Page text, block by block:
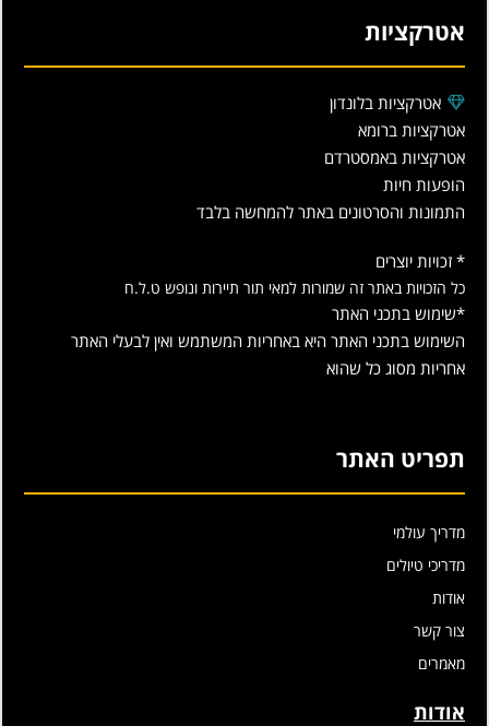
אטרקציות
אטרקציות בלונדון
אטרקציות ברומא
אטרקציות באמסטרדם
הופעות חיות
התמונות והסרטונים באתר להמחשה בלבד
* זכויות יוצרים
כל הזכויות באתר זה שמורות למאי תור תיירות ונופש ט.ל.ח
*שימוש בתכני האתר
השימוש בתכני האתר היא באחריות המשתמש ואין לבעלי האתר
אחריות מסוג כל שהוא
תפריט האתר
מדריך עולמי
מדריכי טיולים
אודות
צור קשר
מאמרים
אודות